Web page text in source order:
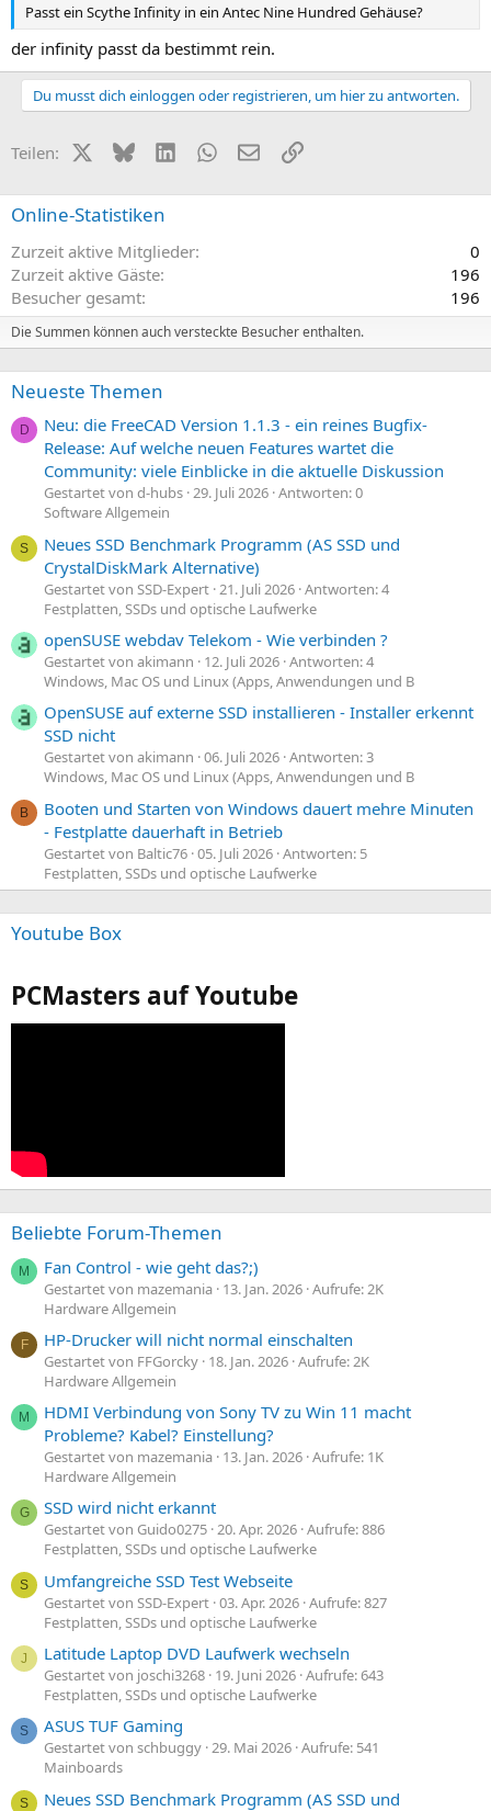
Passt ein Scythe Infinity in ein Antec Nine Hundred Gehäuse?
der infinity passt da bestimmt rein.
Du musst dich einloggen oder registrieren, um hier zu antworten.
Teilen: X (Twitter)
BlueskyLinkedInWhatsApp
E-MailLink
Online-Statistiken
Zurzeit aktive Mitglieder
0
Zurzeit aktive Gäste
196
Besucher gesamt
196
Die Summen können auch versteckte Besucher enthalten.
Neueste Themen
D
Neu: die FreeCAD Version 1.1.3 - ein reines Bugfix-
Release: Auf welche neuen Features wartet die
Community: viele Einblicke in die aktuelle Diskussion
Gestartet von d-hubs 29. Juli 2026 Antworten: 0
Software Allgemein
S
Neues SSD Benchmark Programm (AS SSD und
CrystalDiskMark Alternative)
Gestartet von SSD-Expert 21. Juli 2026 Antworten: 4
Festplatten, SSDs und optische Laufwerke
openSUSE webdav Telekom - Wie verbinden ?
Gestartet von akimann 12. Juli 2026 Antworten: 4
Windows, Mac OS und Linux (Apps, Anwendungen und B
OpenSUSE auf externe SSD installieren - Installer erkennt
SSD nicht
Gestartet von akimann 06. Juli 2026 Antworten: 3
Windows, Mac OS und Linux (Apps, Anwendungen und B
B
Booten und Starten von Windows dauert mehre Minuten
- Festplatte dauerhaft in Betrieb
Gestartet von Baltic76 05. Juli 2026 Antworten: 5
Festplatten, SSDs und optische Laufwerke
Youtube Box
PCMasters auf Youtube
Beliebte Forum-Themen
M Fan Control - wie geht das?;)
Gestartet von mazemania 13. Jan. 2026 Aufrufe: 2K
Hardware Allgemein
F HP-Drucker will nicht normal einschalten
Gestartet von FFGorcky 18. Jan. 2026 Aufrufe: 2K
Hardware Allgemein
M
HDMI Verbindung von Sony TV zu Win 11 macht
Probleme? Kabel? Einstellung?
Gestartet von mazemania 13. Jan. 2026 Aufrufe: 1K
Hardware Allgemein
G SSD wird nicht erkannt
Gestartet von Guido0275 20. Apr. 2026 Aufrufe: 886
Festplatten, SSDs und optische Laufwerke
S Umfangreiche SSD Test Webseite
Gestartet von SSD-Expert 03. Apr. 2026 Aufrufe: 827
Festplatten, SSDs und optische Laufwerke
J Latitude Laptop DVD Laufwerk wechseln
Gestartet von joschi3268 19. Juni 2026 Aufrufe: 643
Festplatten, SSDs und optische Laufwerke
S ASUS TUF Gaming
Gestartet von schbuggy 29. Mai 2026 Aufrufe: 541
Mainboards
S
Neues SSD Benchmark Programm (AS SSD und